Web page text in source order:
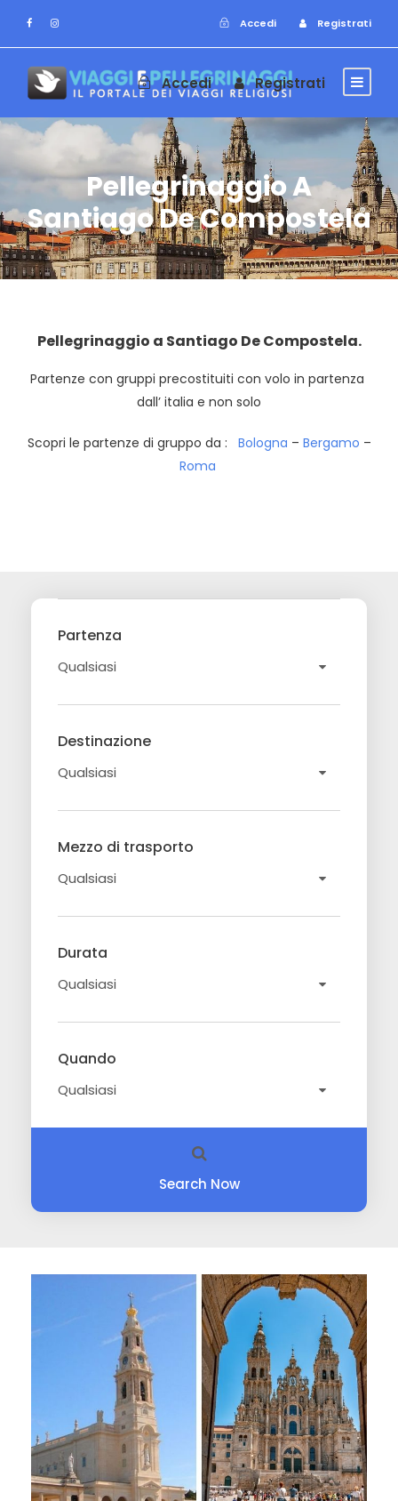
Accedi Registrati
Accedi Registrati
Pellegrinaggio A
Santiago De Compostela
Pellegrinaggio a Santiago De Compostela.
Partenze con gruppi precostituiti con volo in partenza
dall’ italia e non solo
Scopri le partenze di gruppo da : Bologna – Bergamo –
Roma
Partenza
Destinazione
Mezzo di trasporto
Durata
Quando
Search Now